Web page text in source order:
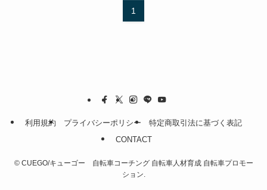
1
利用規約 プライバシーポリシー
特定商取引法に基づく表記
CONTACT
©CUEGO/キューゴー 自転車コーチング 自転車人材育成 自転車プロモー
ション.